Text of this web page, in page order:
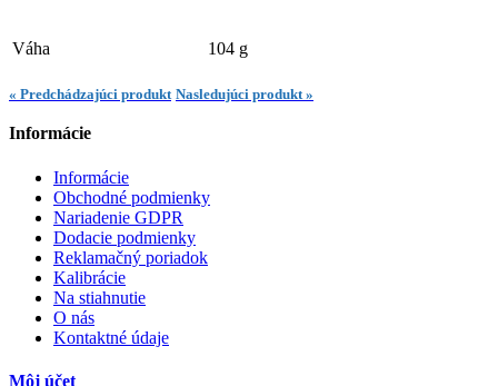
Váha 104 g
« Predchádzajúci produkt Nasledujúci produkt »
Informácie
Informácie
Obchodné podmienky
Nariadenie GDPR
Dodacie podmienky
Reklamačný poriadok
Kalibrácie
Na stiahnutie
O nás
Kontaktné údaje
Môj účet